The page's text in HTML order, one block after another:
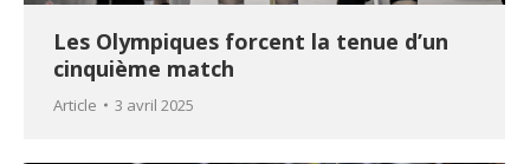
Les Olympiques forcent la tenue d’un
cinquième match
Article 3 avril 2025